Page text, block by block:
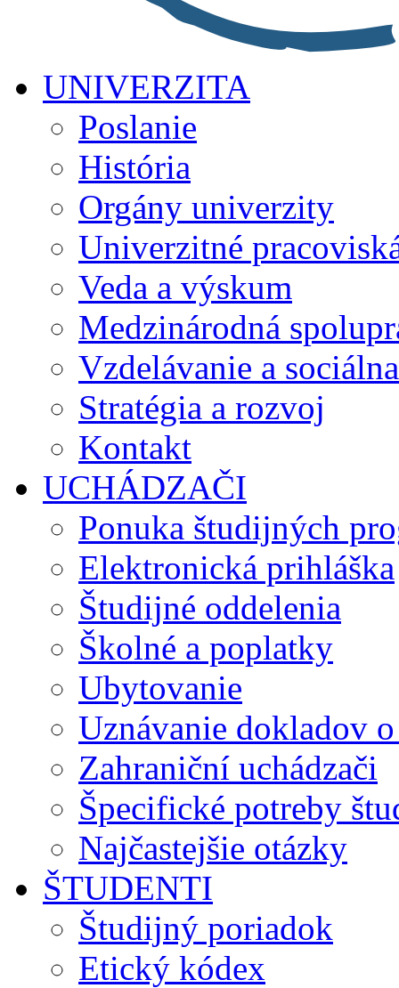
UNIVERZITA
Poslanie
História
Orgány univerzity
Univerzitné
Veda a výskum
Medzinárodná
Vzdelávanie a
Stratégia a rozvoj
Kontakt
UCHÁDZAČI
Ponuka študijných
Elektronická prihláška
Študijné oddelenia
Školné a poplatky
Ubytovanie
Uznávanie dokladov
Zahraniční uchádzači
Špecifické potreby
Najčastejšie otázky
ŠTUDENTI
Študijný poriadok
Etický kódex